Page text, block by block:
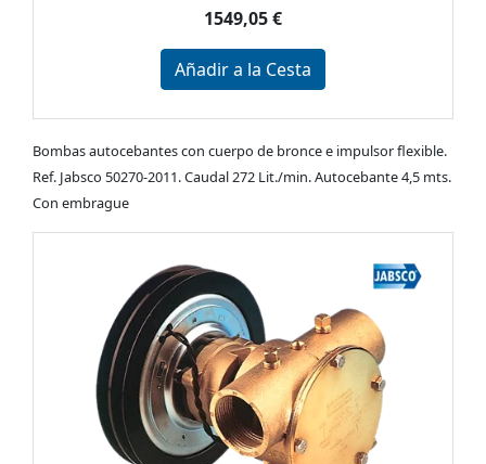
1549,05 €
Añadir a la Cesta
Bombas autocebantes con cuerpo de bronce e impulsor flexible.
Ref. Jabsco 50270-2011. Caudal 272 Lit./min. Autocebante 4,5 mts.
Con embrague